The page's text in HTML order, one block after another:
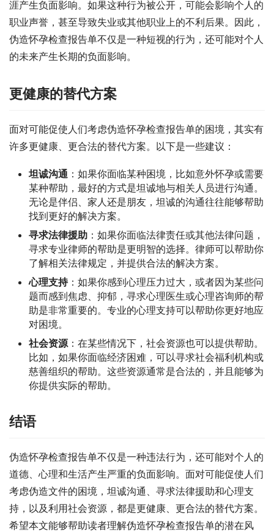
涯产生负面影响。如果这种行为被公开，可能会影响个人的
职业声誉，甚至导致失业或其他职业上的不利后果。因此，
伪造怀孕检查报告单不仅是一种短视的行为，还可能对个人
的未来产生长期的负面影响。
更健康的替代方案
面对可能促使人们考虑伪造怀孕检查报告单的困境，其实有
许多更健康、更合法的替代方案。以下是一些建议：
坦诚沟通 ：如果你面临某种困境，比如意外怀孕或需要
某种帮助，最好的方式是坦诚地与相关人员进行沟通。
无论是伴侣、家人还是朋友，坦诚的沟通往往能够帮助
找到更好的解决方案。
寻求法律援助 ：如果你面临法律责任或其他法律问题，
寻求专业律师的帮助是更明智的选择。律师可以帮助你
了解相关法律规定，并提供合法的解决方案。
心理支持：如果你感到心理压力过大，或者因为某些问
题而感到焦虑、抑郁，寻求心理医生或心理咨询师的帮
助是非常重要的。专业的心理支持可以帮助你更好地应
对困境。
社会资源：在某些情况下，社会资源也可以提供帮助。
比如，如果你面临经济困难，可以寻求社会福利机构或
慈善组织的帮助。这些资源通常是合法的，并且能够为
你提供实际的帮助。
结语
伪造怀孕检查报告单不仅是一种违法行为，还可能对个人的
道德、心理和生活产生严重的负面影响。面对可能促使人们
考虑伪造文件的困境，坦诚沟通、寻求法律援助和心理支
持，以及利用社会资源，都是更健康、更合法的替代方案。
希望本文能够帮助读者理解伪造怀孕检查报告单的潜在风